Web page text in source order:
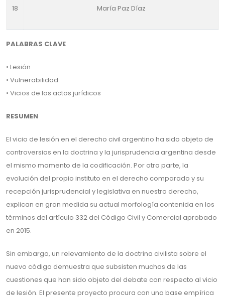
18 María Paz Díaz
PALABRAS CLAVE
• Lesión
• Vulnerabilidad
• Vicios de los actos jurídicos
RESUMEN
El vicio de lesión en el derecho civil argentino ha sido objeto de
controversias en la doctrina y la jurisprudencia argentina desde
el mismo momento de la codificación. Por otra parte, la
evolución del propio instituto en el derecho comparado y su
recepción jurisprudencial y legislativa en nuestro derecho,
explican en gran medida su actual morfología contenida en los
términos del artículo 332 del Código Civil y Comercial aprobado
en 2015.
Sin embargo, un relevamiento de la doctrina civilista sobre el
nuevo código demuestra que subsisten muchas de las
cuestiones que han sido objeto del debate con respecto al vicio
de lesión. El presente proyecto procura con una base empírica